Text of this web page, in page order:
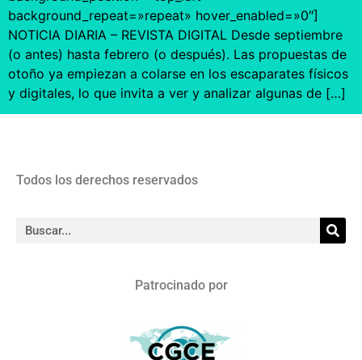
background_repeat=»repeat» hover_enabled=»0″]
NOTICIA DIARIA – REVISTA DIGITAL Desde septiembre
(o antes) hasta febrero (o después). Las propuestas de
otoño ya empiezan a colarse en los escaparates físicos
y digitales, lo que invita a ver y analizar algunas de […]
Todos los derechos reservados
Patrocinado por